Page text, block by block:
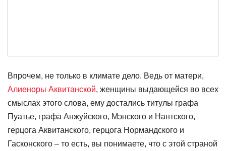
Впрочем, не только в климате дело. Ведь от матери,
Алиеноры Аквитанской, женщины выдающейся во всех
смыслах этого слова, ему достались титулы графа
Пуатье, графа Анжуйского, Мэнского и Нантского,
герцога Аквитанского, герцога Нормандского и
Гасконского – то есть, вы понимаете, что с этой страной